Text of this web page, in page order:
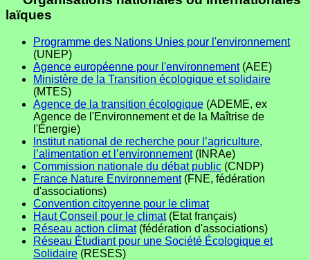
laïques
Programme des Nations Unies pour l'environnement
(UNEP)
Agence européenne pour l'environnement(AEE)
Ministère de la Transition écologique et solidaire
(MTES)
Agence de la transition écologique (ADEME, ex
Agence de l'Environnement et de la Maîtrise de
l'Énergie)
Institut national de recherche pour l’agriculture,
l’alimentation et l’environnement(INRAe)
Commission nationale du débat public (CNDP)
France Nature Environnement(FNE, fédération
d'associations)
Convention citoyenne pour le climat
Haut Conseil pour le climat(Etat français)
Réseau action climat(fédération d'associations)
Réseau Étudiant pour une Société Écologique et
Solidaire (RESES)